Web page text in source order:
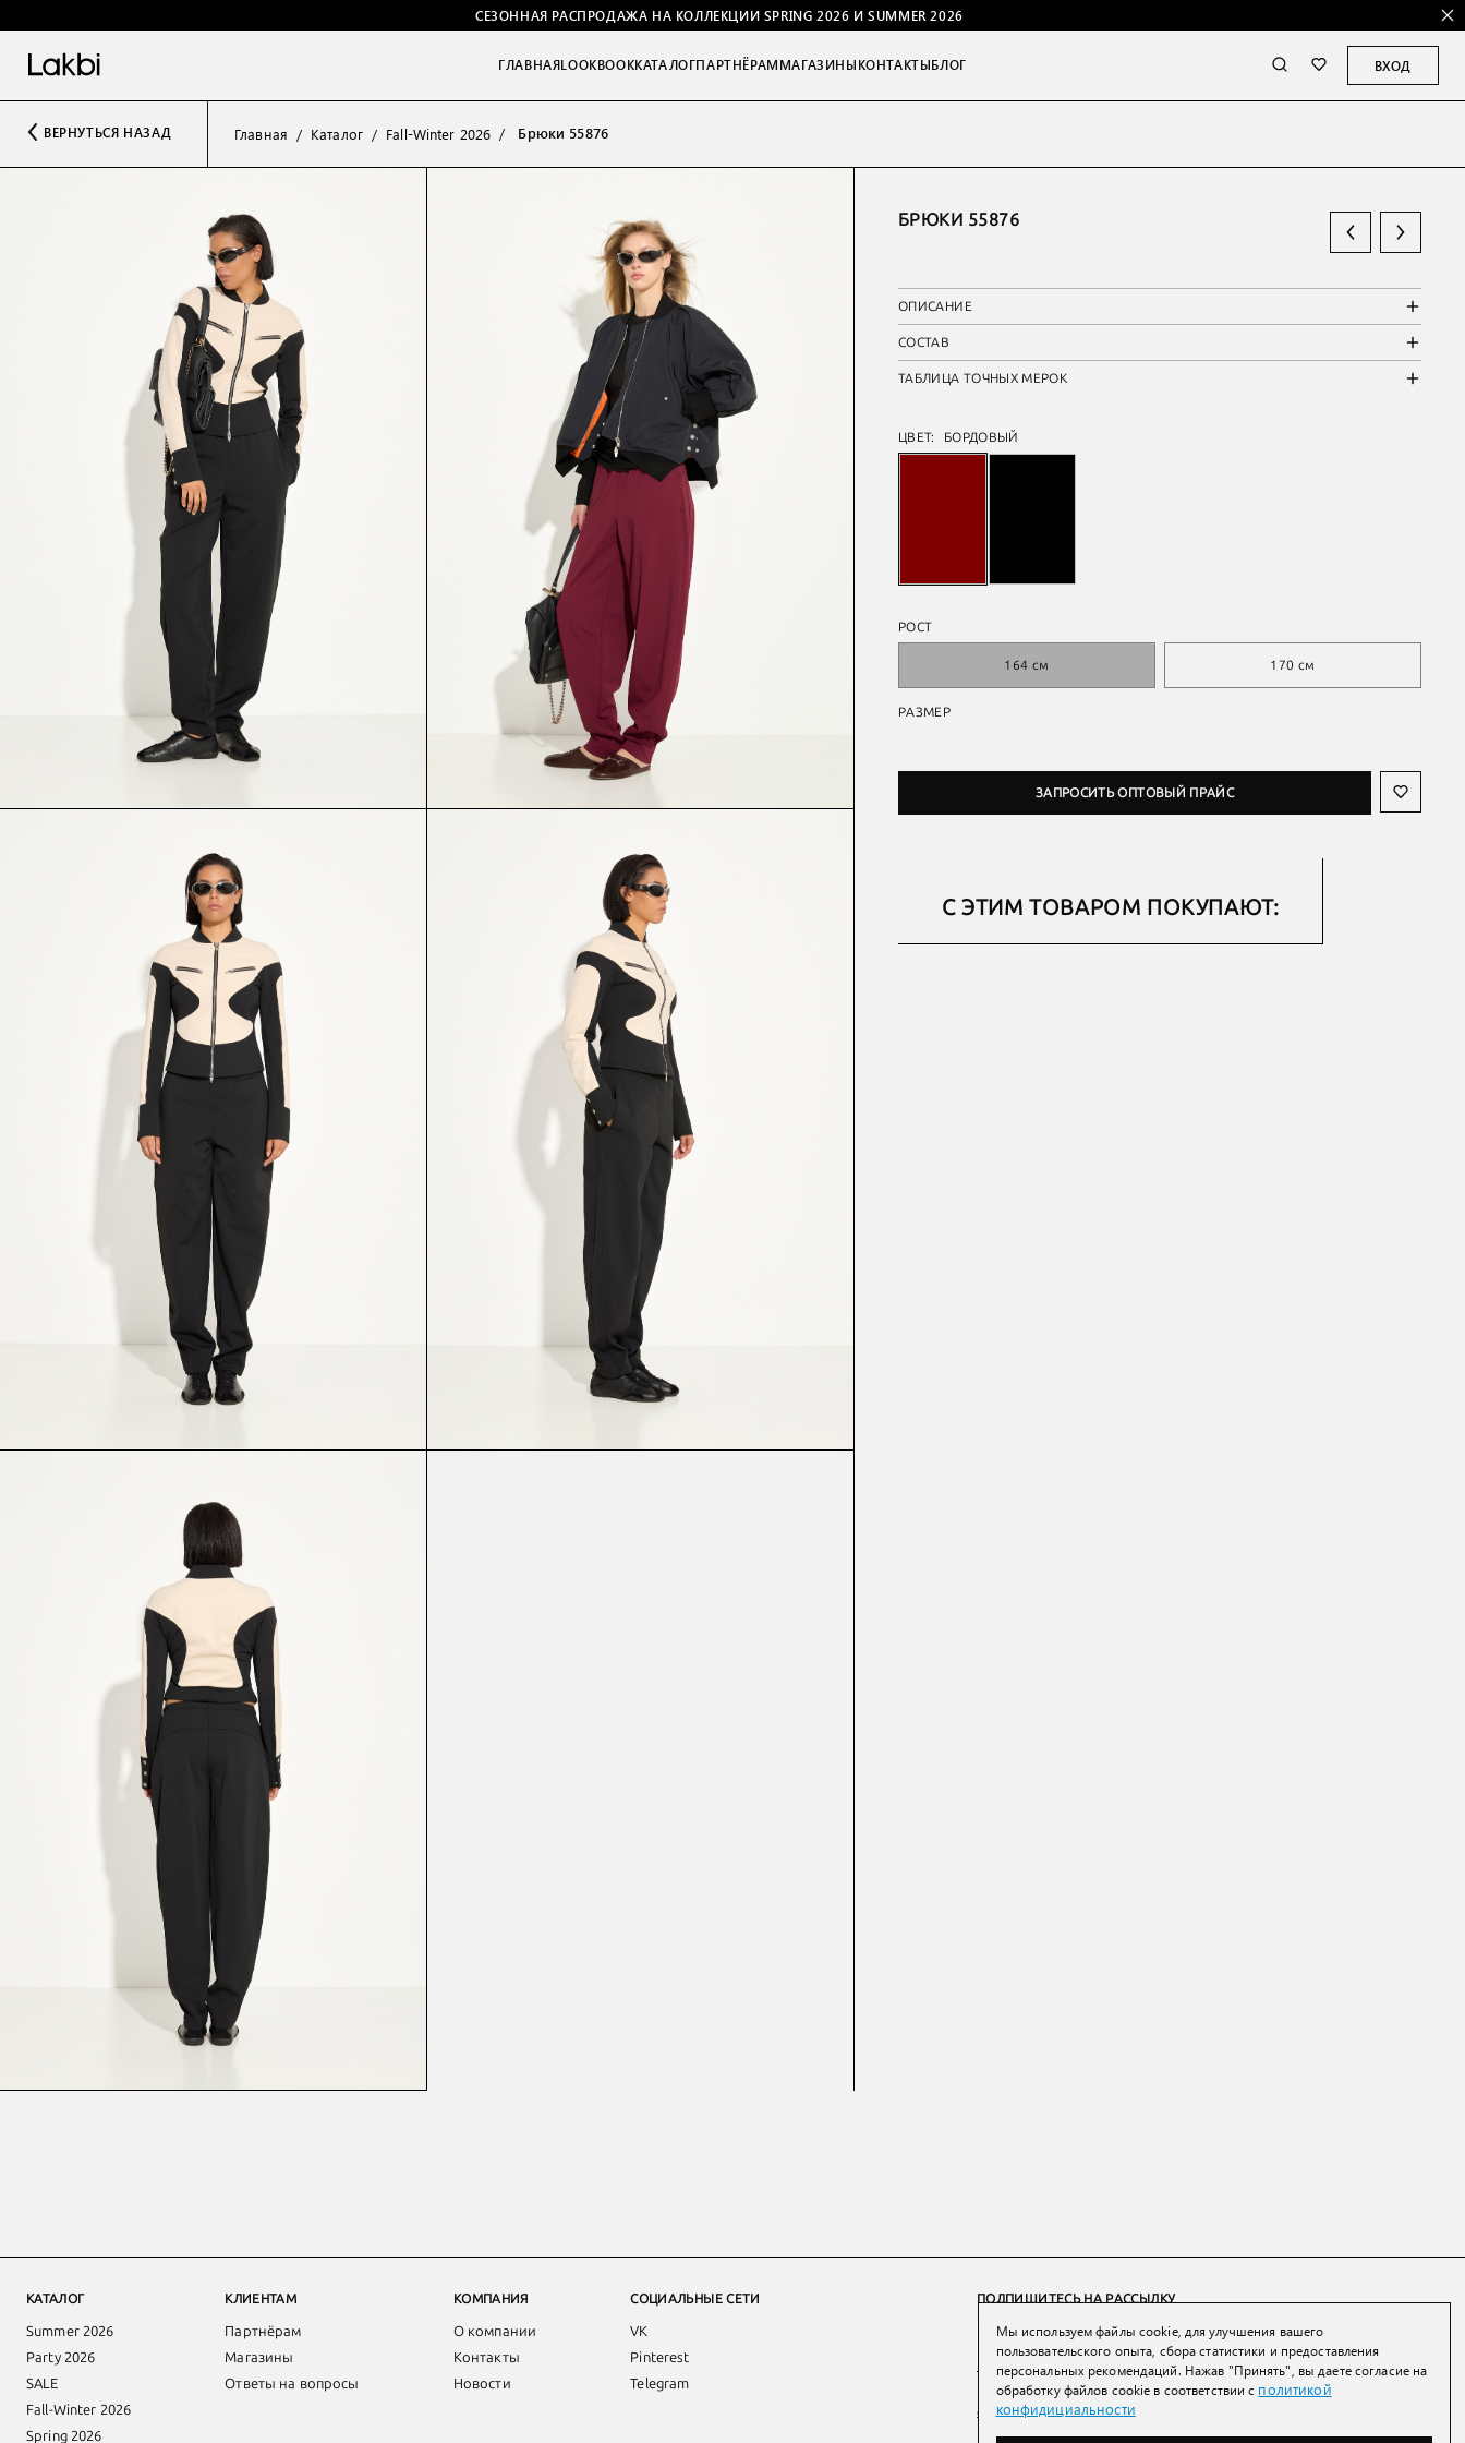
СЕЗОННАЯ РАСПРОДАЖА НА КОЛЛЕКЦИИ SPRING 2026 И SUMMER 2026
ГЛАВНАЯLOOKBOOKКАТАЛОГПАРТНЁРАММАГАЗИНЫКОНТАКТЫБЛОГ ВХОД
ВЕРНУТЬСЯ НАЗАД Главная Каталог Fall-Winter 2026 Брюки 55876
БРЮКИ 55876
ОПИСАНИЕ
СОСТАВ
ТАБЛИЦА ТОЧНЫХ МЕРОК
ЦВЕТ: БОРДОВЫЙ
РОСТ
164 см 170 см
РАЗМЕР
ЗАПРОСИТЬ ОПТОВЫЙ ПРАЙС
С ЭТИМ ТОВАРОМ ПОКУПАЮТ:
КАТАЛОГ
Summer 2026
Party 2026
SALE
Fall-Winter 2026
Spring 2026
КЛИЕНТАМ
Партнёрам
Магазины
Ответы на вопросы
КОМПАНИЯ
О компании
Контакты
Новости
СОЦИАЛЬНЫЕ СЕТИ
VK
Pinterest
Telegram
ПОДПИШИТЕСЬ НА РАССЫЛКУ
ПОДПИСАТЬСЯ
Нажимая на кнопку вы соглашаетесь сполитикой конфиденциальности и
обработки персональных данных
Мы используем файлы cookie, для улучшения вашего
пользовательского опыта, сбора статистики и предоставления
персональных рекомендаций. Нажав "Принять", вы даете согласие на
обработку файлов cookie в соответствии с политикой
конфидициальности